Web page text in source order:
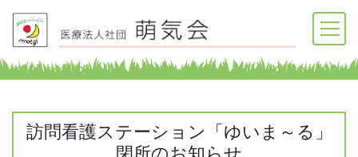
訪問看護ステーション「ゆいま～る」